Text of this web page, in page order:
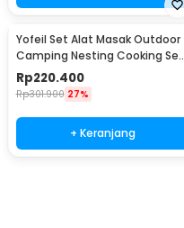
Yofeil Set Alat Masak Outdoor
Camping Nesting Cooking Set
Aluminium - DS-308
Rp220.400
Rp301.900 27%
+ Keranjang